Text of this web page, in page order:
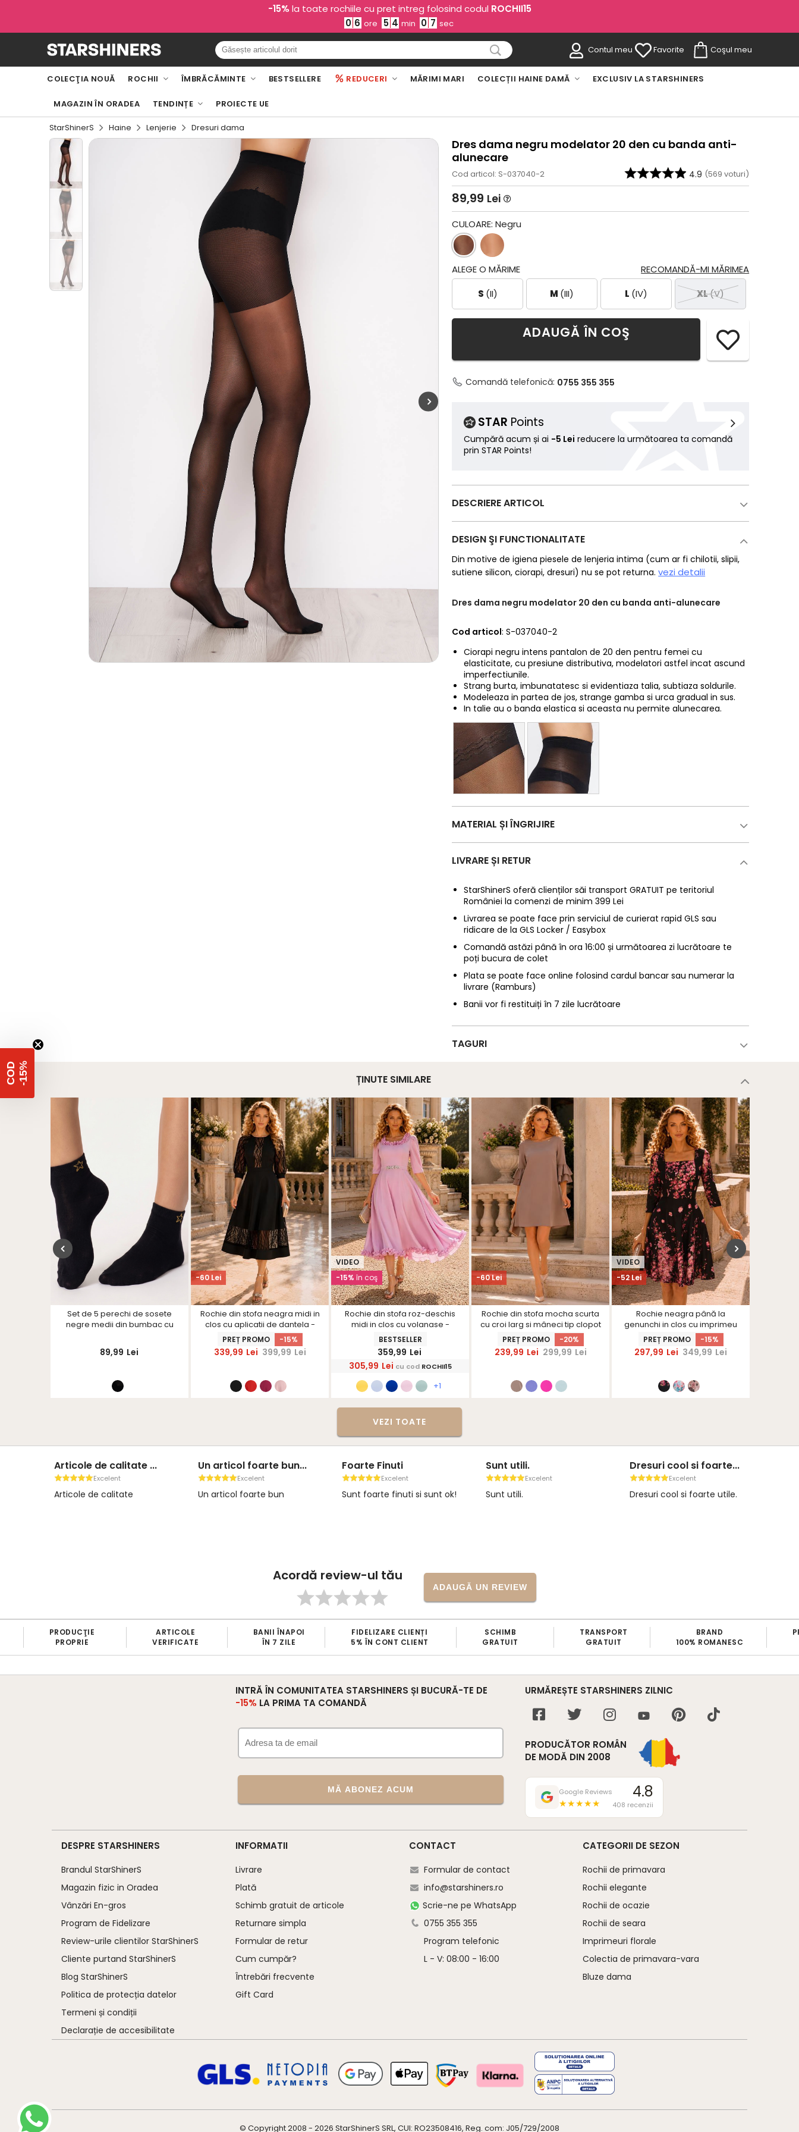
-15% la toate rochiile cu pret intreg folosind codul ROCHII15
0 6 ore 5 4 min 0 6 sec
Contul meu Favorite Coşul meu
COLECŢIA NOUĂ ROCHII ÎMBRĂCĂMINTE BESTSELLERE REDUCERI MĂRIMI MARI COLECȚII HAINE DAMĂ EXCLUSIV LA STARSHINERS
MAGAZIN ÎN ORADEA TENDINȚE PROIECTE UE
StarShinerS Haine Lenjerie Dresuri dama
Dres dama negru modelator 20 den cu banda anti-
alunecare
Cod articol: S-037040-2 4.9 (569 voturi)
89,99 Lei
CULOARE:Negru
RECOMANDĂ-MI MĂRIMEA
ALEGE O MĂRIME
S (II) M (III) L (IV) XL(V)
ADAUGĂ ÎN COŞ
Comandă telefonică: 0755 355 355
STAR Points
Cumpără acum și ai -5 Lei reducere la următoarea ta comandă
prin STAR Points!
DESCRIERE ARTICOL
DESIGN ŞI FUNCTIONALITATE
Din motive de igiena piesele de lenjeria intima (cum ar fi chilotii, slipii,
sutiene silicon, ciorapi, dresuri) nu se pot returna.vezi detalii
Dres dama negru modelator 20 den cu banda anti-alunecare
Cod articol: S-037040-2
Ciorapi negru intens pantalon de 20 den pentru femei cu
elasticitate, cu presiune distributiva, modelatori astfel incat ascund
imperfectiunile.
Strang burta, imbunatatesc si evidentiaza talia, subtiaza soldurile.
Modeleaza in partea de jos, strange gamba si urca gradual in sus.
In talie au o banda elastica si aceasta nu permite alunecarea.
MATERIAL ȘI ÎNGRIJIRE
LIVRARE ȘI RETUR
StarShinerS oferă clienților săi transport GRATUIT pe teritoriul
României la comenzi de minim 399 Lei
Livrarea se poate face prin serviciul de curierat rapid GLS sau
ridicare de la GLS Locker / Easybox
Comandă astăzi până în ora 16:00 și următoarea zi lucrătoare te
poți bucura de colet
Plata se poate face online folosind cardul bancar sau numerar la
livrare (Ramburs)
Banii vor fi restituiți în 7 zile lucrătoare
TAGURI
ȚINUTE SIMILARE
Set de 5 perechi de sosete
negre medii din bumbac cu
89,99 Lei
-60 Lei
Rochie din stofa neagra midi in
clos cu aplicatii de dantela -
StarShinerS
PREȚ PROMO -15%
339,99 Lei 399,99 Lei
-15% în coş
VIDEO
Rochie din stofa roz-deschis
midi in clos cu volanase -
StarShinerS
BESTSELLER
359,99 Lei
305,99 Lei cu cod ROCHII15
+1
-60 Lei
Rochie din stofa mocha scurta
cu croi larg si mâneci tip clopot
- StarShinerS
PREȚ PROMO -20%
239,99 Lei 299,99 Lei
-52 Lei
VIDEO
Rochie neagra până la
genunchi in clos cu imprimeu
floral- StarShinerS
PREȚ PROMO -15%
297,99 Lei 349,99 Lei
VEZI TOATE
Articole de calitate ...
Excelent
Articole de calitate
Un articol foarte bun...
Excelent
Un articol foarte bun
Foarte Finuti
Excelent
Sunt foarte finuti si sunt ok!
Sunt utili.
Excelent
Sunt utili.
Dresuri cool si foarte...
Excelent
Dresuri cool si foarte utile.
Acordă review-ul tău
ADAUGĂ UN REVIEW
PRODUCŢIE
PROPRIE
ARTICOLE
VERIFICATE
BANII ÎNAPOI
ÎN 7 ZILE
FIDELIZARE CLIENȚI
5% ÎN CONT CLIENT
SCHIMB
GRATUIT
TRANSPORT
GRATUIT
BRAND
100% ROMANESC
INTRĂ ÎN COMUNITATEA STARSHINERS ȘI BUCURĂ-TE DE
-15% LA PRIMA TA COMANDĂ
MĂ ABONEZ ACUM
URMĂREȘTE STARSHINERS ZILNIC
PRODUCĂTOR ROMÂN
DE MODĂ DIN 2008
Google Reviews
★★★★★
4.8
408 recenzii
DESPRE STARSHINERS
Brandul StarShinerS
Magazin fizic in Oradea
Vânzări En-gros
Program de Fidelizare
Review-urile clientilor StarShinerS
Cliente purtand StarShinerS
Blog StarShinerS
Politica de protecția datelor
Termeni și condiții
Declarație de accesibilitate
INFORMATII
Livrare
Plată
Schimb gratuit de articole
Returnare simpla
Formular de retur
Cum cumpăr?
Întrebări frecvente
Gift Card
CONTACT
Formular de contact
info@starshiners.ro
Scrie-ne pe WhatsApp
0755 355 355
Program telefonic
L - V: 08:00 - 16:00
CATEGORII DE SEZON
Rochii de primavara
Rochii elegante
Rochii de ocazie
Rochii de seara
Imprimeuri florale
Colectia de primavara-vara
Bluze dama
© Copyright 2008 - 2026 StarShinerS SRL, CUI: RO23508416, Reg. com: J05/729/2008
C
O
D
-
1
5 %